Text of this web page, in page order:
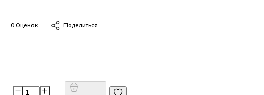
0 Оценок Поделиться